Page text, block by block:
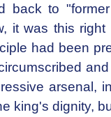
back to
it was this
had been
arsenal,
king's dignity,